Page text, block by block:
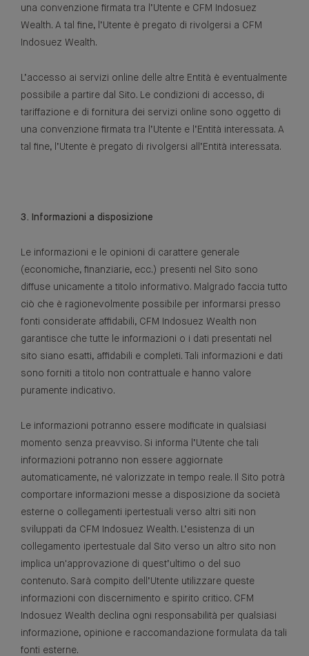
una convenzione firmata tra l’Utente e CFM Indosuez
Wealth. A tal fine, l’Utente è pregato di rivolgersi a CFM
Indosuez Wealth.
L’accesso ai servizi online delle altre Entità è eventualmente
possibile a partire dal Sito. Le condizioni di accesso, di
tariffazione e di fornitura dei servizi online sono oggetto di
una convenzione firmata tra l’Utente e l’Entità interessata. A
tal fine, l’Utente è pregato di rivolgersi all’Entità interessata.
3. Informazioni a disposizione
Le informazioni e le opinioni di carattere generale
(economiche, finanziarie, ecc.) presenti nel Sito sono
diffuse unicamente a titolo informativo. Malgrado faccia tutto
ciò che è ragionevolmente possibile per informarsi presso
fonti considerate affidabili, CFM Indosuez Wealth non
garantisce che tutte le informazioni o i dati presentati nel
sito siano esatti, affidabili e completi. Tali informazioni e dati
sono forniti a titolo non contrattuale e hanno valore
puramente indicativo.
Le informazioni potranno essere modificate in qualsiasi
momento senza preavviso. Si informa l’Utente che tali
informazioni potranno non essere aggiornate
automaticamente, né valorizzate in tempo reale. Il Sito potrà
comportare informazioni messe a disposizione da società
esterne o collegamenti ipertestuali verso altri siti non
sviluppati da CFM Indosuez Wealth. L’esistenza di un
collegamento ipertestuale dal Sito verso un altro sito non
implica un'approvazione di quest’ultimo o del suo
contenuto. Sarà compito dell’Utente utilizzare queste
informazioni con discernimento e spirito critico. CFM
Indosuez Wealth declina ogni responsabilità per qualsiasi
informazione, opinione e raccomandazione formulata da tali
fonti esterne.